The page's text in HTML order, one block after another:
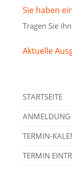
Sie haben
Tragen Sie
Aktuelle
STARTSEITE
TERMIN-
TERMIN